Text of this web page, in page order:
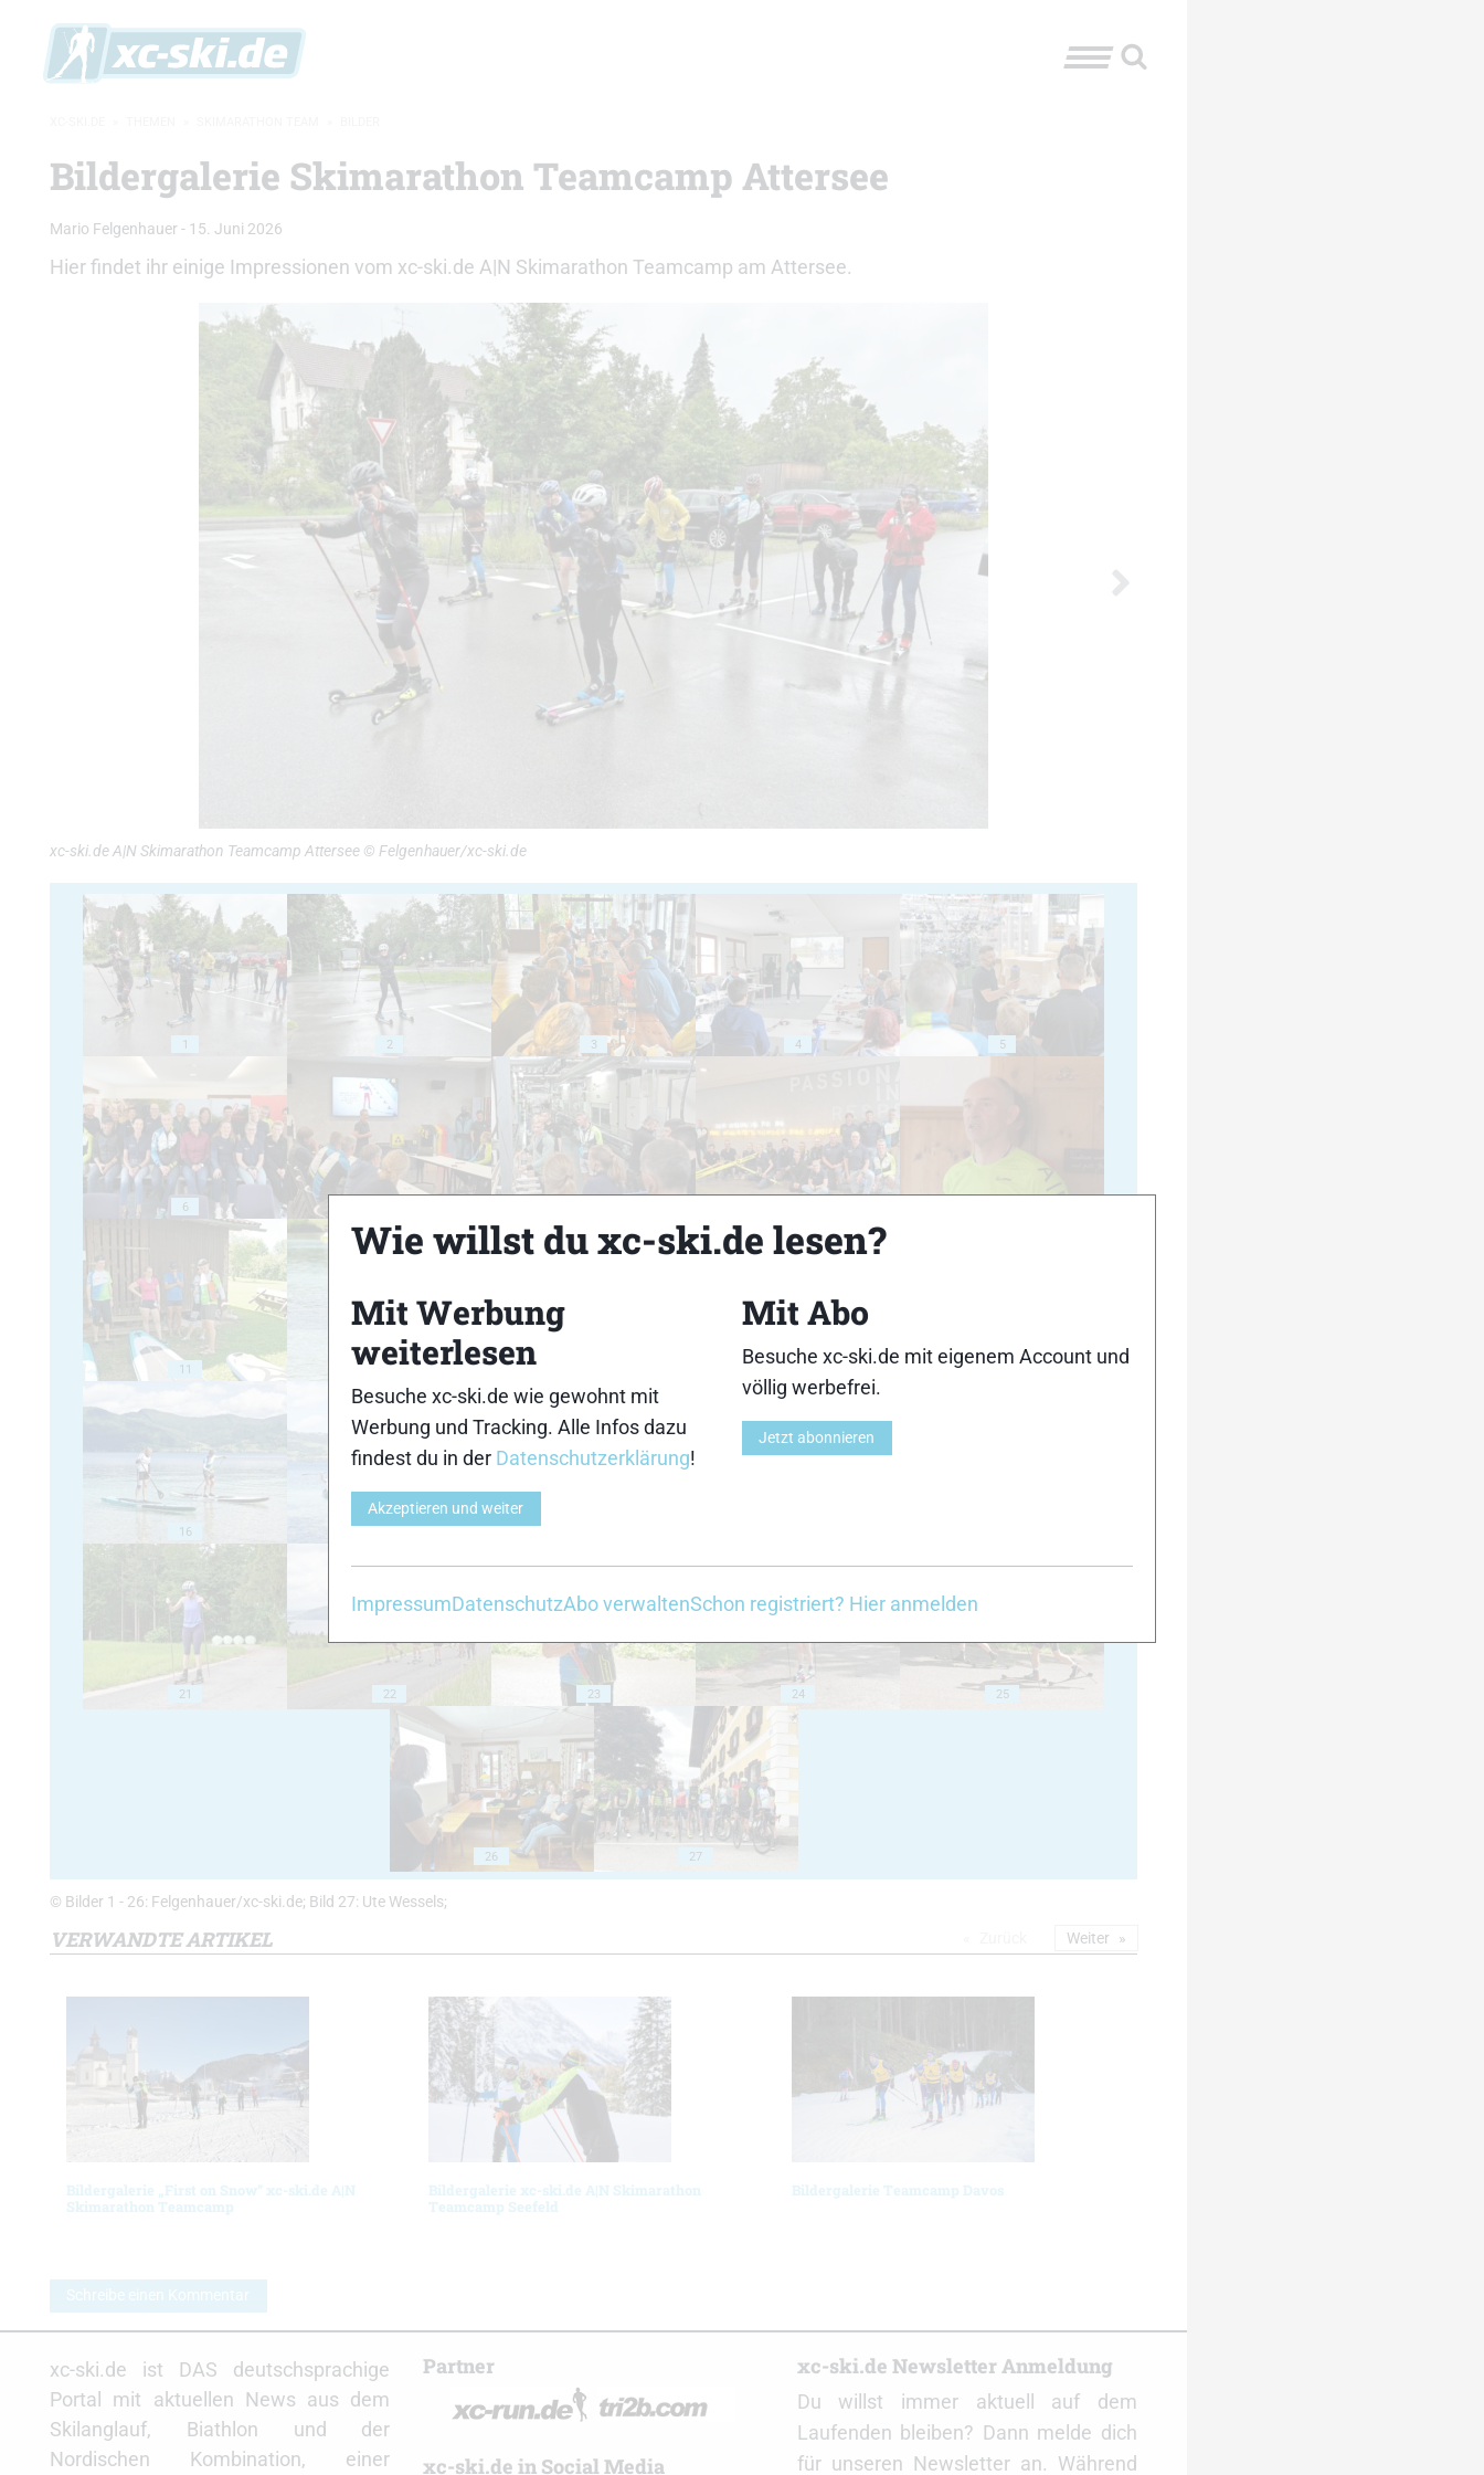
Bildergalerie Skimarathon Teamcamp Attersee
Mario Felgenhauer - 15. Juni 2026
Hier findet ihr einige Impressionen vom xc-ski.de A|N Skimarathon Teamcamp am Attersee.
xc-ski.de A|N Skimarathon Teamcamp Attersee © Felgenhauer/xc-ski.de
1 2 3 4 5
6
11 12
16
21 22 23 24 25
26 27
© Bilder 1 - 26: Felgenhauer/xc-ski.de; Bild 27: Ute Wessels;
VERWANDTE ARTIKEL
Bildergalerie „First on Snow“ xc-ski.de A|N
Skimarathon Teamcamp
Bildergalerie xc-ski.de A|N Skimarathon
Teamcamp Seefeld
Bildergalerie Teamcamp Davos
Weiter
Schreibe einen Kommentar
xc-ski.de ist DAS deutschsprachige
Portal mit aktuellen News aus dem
Skilanglauf, Biathlon und der
Nordischen Kombination, einer
Partner
xc-ski.de in Social Media
xc-ski.de Newsletter Anmeldung
Du willst immer aktuell auf dem
Laufenden bleiben? Dann melde dich
für unseren Newsletter an. Während
Wie willst du xc-ski.de lesen?
Mit Werbung
weiterlesen
Besuche xc-ski.de wie gewohnt mit
Werbung und Tracking. Alle Infos dazu
findest du in der Datenschutzerklärung!
Akzeptieren und weiter
Mit Abo
Besuche xc-ski.de mit eigenem Account und
völlig werbefrei.
Jetzt abonnieren
ImpressumDatenschutzAbo verwaltenSchon registriert? Hier anmelden